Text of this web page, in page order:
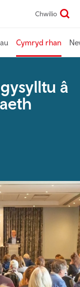
Chwilio
Cymryd rhan
â